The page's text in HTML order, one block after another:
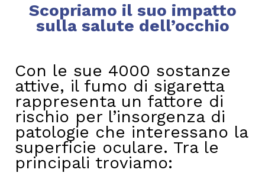
Scopriamo il suo impatto
sulla salute dell’occhio
Con le sue 4000 sostanze
attive, il fumo di sigaretta
rappresenta un fattore di
rischio per l’insorgenza di
patologie che interessano la
superficie oculare. Tra le
principali troviamo: